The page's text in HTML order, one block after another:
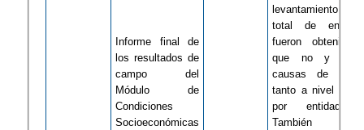
Informe final de
los resultados de
campo del
Módulo de
Condiciones
Socioeconómicas
levantamiento, y
total de
fueron
que no y
causas de no
tanto a nivel
por entidad
También